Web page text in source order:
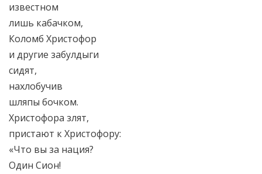
известном
лишь кабачком,
Коломб Христофор
и другие забулдыги
сидят,
нахлобучив
шляпы бочком.
Христофора злят,
пристают к Христофору:
«Что вы за нация?
Один Сион!